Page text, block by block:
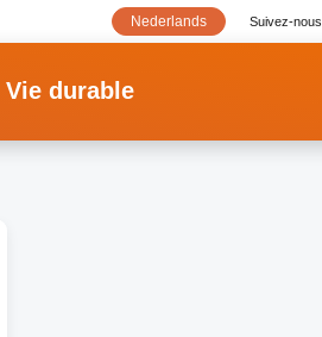
Suivez-nous
Nederlands
Vie durable